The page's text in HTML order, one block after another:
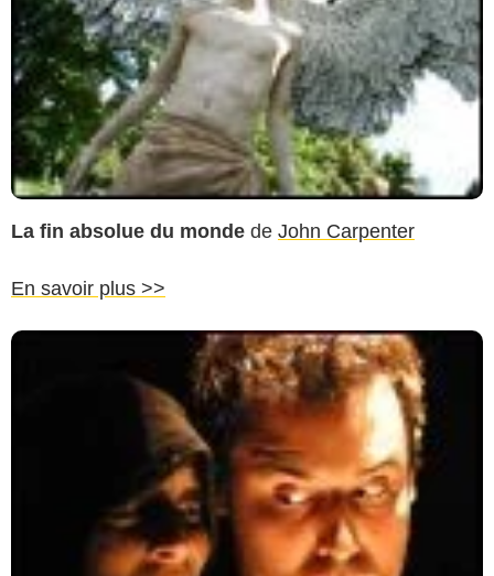
La fin absolue du monde de John Carpenter
En savoir plus >>